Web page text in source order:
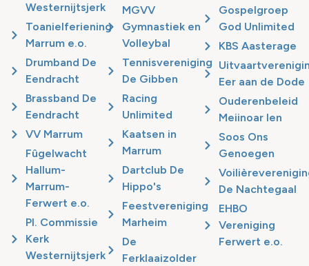
Westernijtsjerk
Toanielferiening
Marrum e.o.
Drumband De
Eendracht
Brassband De
Eendracht
VV Marrum
Fûgelwacht
Hallum-
Marrum-
Ferwert e.o.
PI. Commissie
Kerk
Westernijtsjerk
MGVV
Gymnastiek en
Volleybal
Tennisvereniging
De Gibben
Racing
Unlimited
Kaatsen in
Marrum
Dartclub De
Hippo's
Feestvereniging
Marheim
De
Ferklaaizolder
Gospelgroep
God Unlimited
KBS Aasterage
Eer aan de Dode
Ouderenbeleid
Meiinoar Ien
Soos Ons
Genoegen
De Nachtegaal
EHBO
Vereniging
Ferwert e.o.